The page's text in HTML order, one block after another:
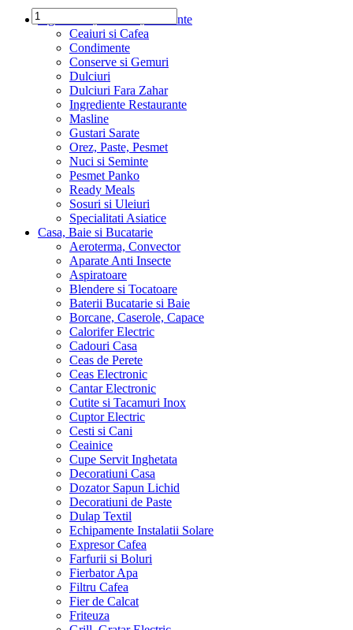
Ingrediente, Dulciuri, Alimente
Ceaiuri si Cafea
Condimente
Conserve si Gemuri
Dulciuri
Dulciuri Fara Zahar
Ingrediente Restaurante
Masline
Gustari Sarate
Orez, Paste, Pesmet
Nuci si Seminte
Pesmet Panko
Ready Meals
Sosuri si Uleiuri
Specialitati Asiatice
Casa, Baie si Bucatarie
Aeroterma, Convector
Aparate Anti Insecte
Aspiratoare
Blendere si Tocatoare
Baterii Bucatarie si Baie
Borcane, Caserole, Capace
Calorifer Electric
Cadouri Casa
Ceas de Perete
Ceas Electronic
Cantar Electronic
Cutite si Tacamuri Inox
Cuptor Electric
Cesti si Cani
Ceainice
Cupe Servit Inghetata
Decoratiuni Casa
Dozator Sapun Lichid
Decoratiuni de Paste
Dulap Textil
Echipamente Instalatii Solare
Expresor Cafea
Farfurii si Boluri
Fierbator Apa
Filtru Cafea
Fier de Calcat
Friteuza